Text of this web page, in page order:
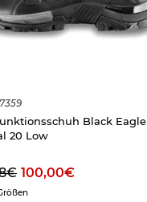
7359
Black Eagle
20 Low
100,00€